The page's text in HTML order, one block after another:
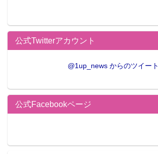
公式Twitterアカウント
@1up_news からのツイート
公式Facebookページ